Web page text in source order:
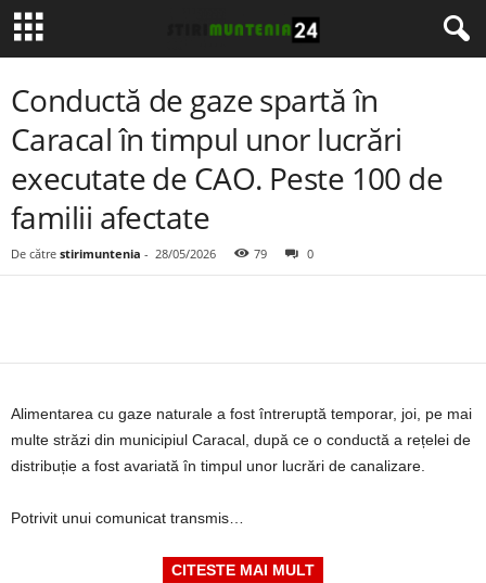
Conductă de gaze spartă în
Caracal în timpul unor lucrări
executate de CAO. Peste 100 de
familii afectate
De către stirimuntenia - 28/05/2026 79 0
Alimentarea cu gaze naturale a fost întreruptă temporar, joi, pe mai
multe străzi din municipiul Caracal, după ce o conductă a rețelei de
distribuție a fost avariată în timpul unor lucrări de canalizare.
Potrivit unui comunicat transmis…
CITESTE MAI MULT